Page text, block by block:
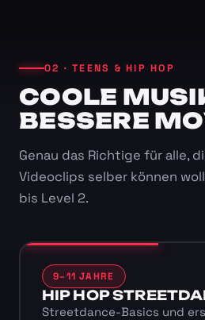
02 · TEENS & HIP HOP
COOLE
BESSERE
Genau das Richtige für alle,
Videoclips selber können
bis Level 2.
9–11 JAHRE
HIP HOP
Streetdance-Basics und